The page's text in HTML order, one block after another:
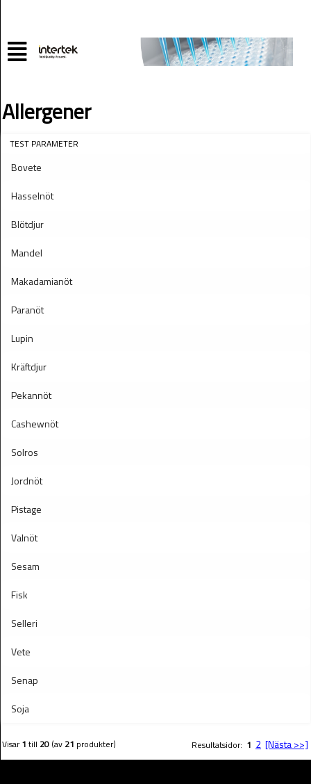
Allergener
TEST PARAMETER
Bovete
Hasselnöt
Blötdjur
Mandel
Makadamianöt
Paranöt
Lupin
Kräftdjur
Pekannöt
Cashewnöt
Solros
Jordnöt
Pistage
Valnöt
Sesam
Fisk
Selleri
Vete
Senap
Soja
Visar1 till 20 (av 21 produkter) Resultatsidor: 1 2 [Nästa >>]